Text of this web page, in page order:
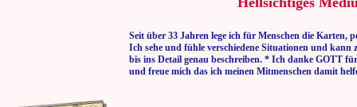
Seit über 33 Jahren lege ich für Menschen die Karten,
Ich sehe und fühle verschiedene Situationen und kann
bis ins Detail genau beschreiben. * Ich danke GOTT
und freue mich das ich meinen Mitmenschen damit